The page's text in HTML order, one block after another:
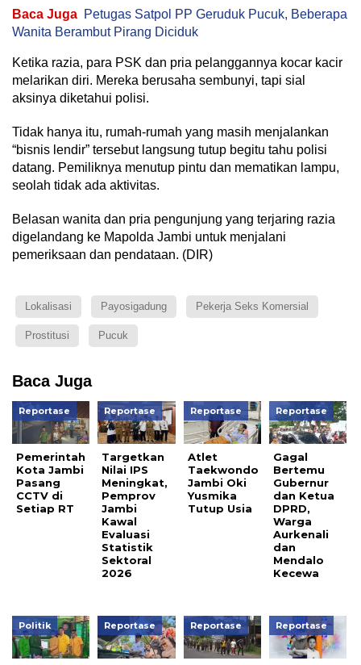
Baca Juga Petugas Satpol PP Geruduk Pucuk, Beberapa
Wanita Berambut Pirang Diciduk
Ketika razia, para PSK dan pria pelanggannya kocar kacir
melarikan diri. Mereka berusaha sembunyi, tapi sial
aksinya diketahui polisi.
Tidak hanya itu, rumah-rumah yang masih menjalankan
“bisnis lendir” tersebut langsung tutup begitu tahu polisi
datang. Pemiliknya menutup pintu dan mematikan lampu,
seolah tidak ada aktivitas.
Belasan wanita dan pria pengunjung yang terjaring razia
digelandang ke Mapolda Jambi untuk menjalani
pemeriksaan dan pendataan. (DIR)
Lokalisasi Payosigadung Pekerja Seks Komersial
Prostitusi Pucuk
Baca Juga
Reportase
Pemerintah
Kota Jambi
Pasang
CCTV di
Setiap RT
Reportase
Targetkan
Nilai IPS
Meningkat,
Pemprov
Jambi
Kawal
Evaluasi
Statistik
Sektoral
2026
Reportase
Atlet
Taekwondo
Jambi Oki
Yusmika
Tutup Usia
Reportase
Gagal
Bertemu
Gubernur
dan Ketua
DPRD,
Warga
Aurkenali
dan
Mendalo
Kecewa
Politik Reportase Reportase Reportase